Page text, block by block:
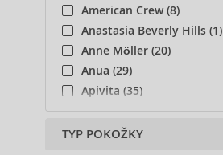
American Crew (8)
Anastasia Beverly Hills (1)
Anne Möller (20)
Anua (29)
Apivita (35)
Ardell (1)
Artdeco (13)
TYP POKOŽKY